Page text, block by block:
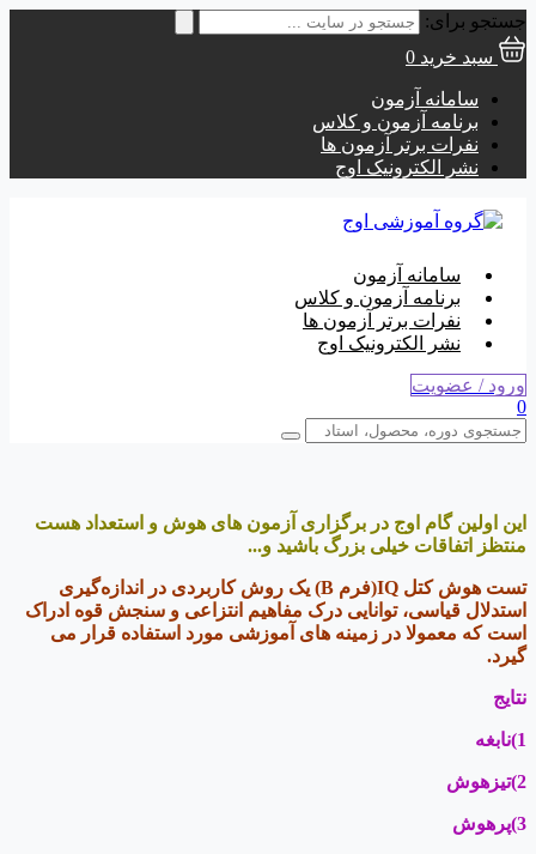
جستجو برای:
سبد خرید 0
سامانه آزمون
برنامه آزمون و کلاس
نفرات برتر آزمون ها
نشر الکترونیک اوج
سامانه آزمون
برنامه آزمون و کلاس
نفرات برتر آزمون ها
نشر الکترونیک اوج
ورود / عضویت
0
این اولین گام اوج در برگزاری آزمون های هوش و استعداد هست
منتظز اتفاقات خیلی بزرگ باشید و...
تست هوش کتل IQ (فرم B)
یک روش کاربردی در اندازه‌گیری
استدلال قیاسی، توانایی درک مفاهیم انتزاعی و سنجش قوه ادراک
است که معمولا در زمینه های آموزشی مورد استفاده قرار می
گیرد.
نتایج
1)نابغه
2)تیزهوش
3)پرهوش